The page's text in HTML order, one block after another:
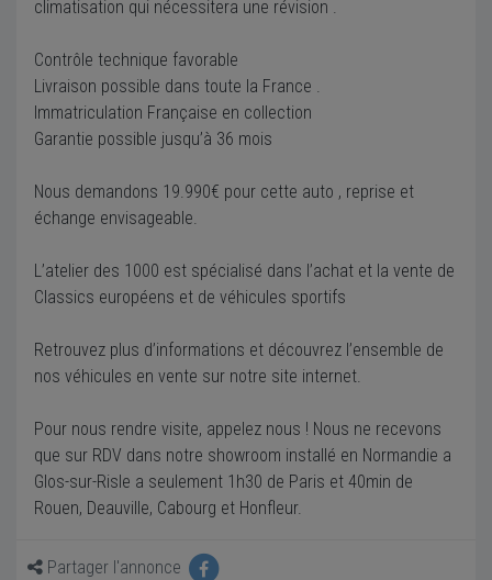
climatisation qui nécessitera une révision .
Contrôle technique favorable
Livraison possible dans toute la France .
Immatriculation Française en collection
Garantie possible jusqu’à 36 mois
Nous demandons 19.990€ pour cette auto , reprise et
échange envisageable.
L’atelier des 1000 est spécialisé dans l’achat et la vente de
Classics européens et de véhicules sportifs
Retrouvez plus d’informations et découvrez l’ensemble de
nos véhicules en vente sur notre site internet.
Pour nous rendre visite, appelez nous ! Nous ne recevons
que sur RDV dans notre showroom installé en Normandie a
Glos-sur-Risle a seulement 1h30 de Paris et 40min de
Rouen, Deauville, Cabourg et Honfleur.
Partager l'annonce